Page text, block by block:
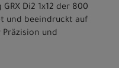
Di2 1x12 der 800
und beeindruckt auf
und